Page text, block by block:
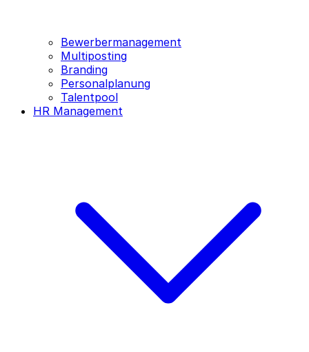
Bewerbermanagement
Multiposting
Branding
Personalplanung
Talentpool
HR Management